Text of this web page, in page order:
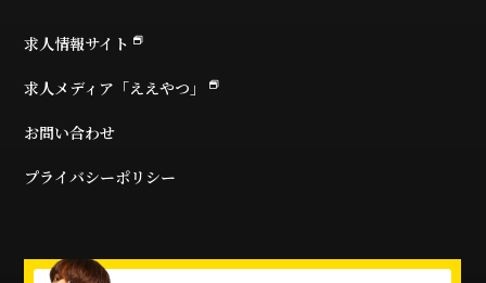
求人情報サイト
求人メディア「ええやつ」
お問い合わせ
プライバシーポリシー